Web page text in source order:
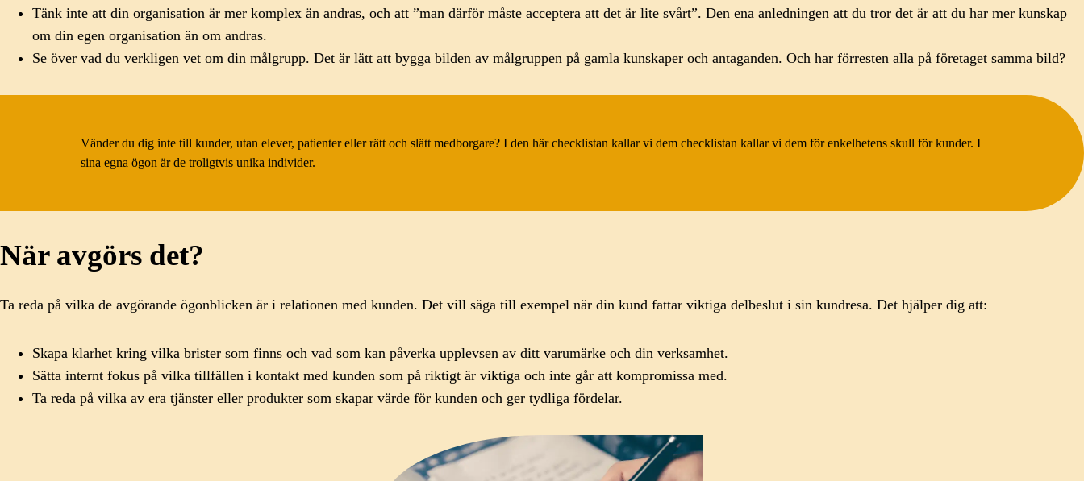
Tänk inte att din organisation är mer komplex än andras, och att ”man därför måste acceptera att det är lite svårt”. Den ena anledningen att du tror det är att du har mer kunskap
om din egen organisation än om andras.
Se över vad du verkligen vet om din målgrupp. Det är lätt att bygga bilden av målgruppen på gamla kunskaper och antaganden. Och har förresten alla på företaget samma bild?
Vänder du dig inte till kunder, utan elever, patienter eller rätt och slätt medborgare? I den här checklistan kallar vi dem checklistan kallar vi dem för enkelhetens skull för kunder. I
sina egna ögon är de troligtvis unika individer.
När avgörs det?
Ta reda på vilka de avgörande ögonblicken är i relationen med kunden. Det vill säga till exempel när din kund fattar viktiga delbeslut i sin kundresa. Det hjälper dig att:
Skapa klarhet kring vilka brister som finns och vad som kan påverka upplevsen av ditt varumärke och din verksamhet.
Sätta internt fokus på vilka tillfällen i kontakt med kunden som på riktigt är viktiga och inte går att kompromissa med.
Ta reda på vilka av era tjänster eller produkter som skapar värde för kunden och ger tydliga fördelar.